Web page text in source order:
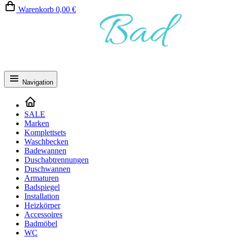
Warenkorb 0,00 €
Navigation
SALE
Marken
Komplettsets
Waschbecken
Badewannen
Duschabtrennungen
Duschwannen
Armaturen
Badspiegel
Installation
Heizkörper
Accessoires
Badmöbel
WC